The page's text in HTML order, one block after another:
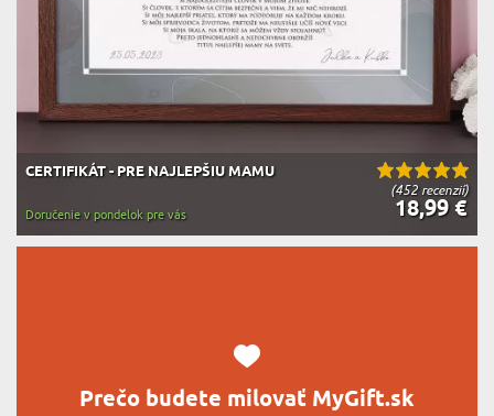
(452 recenzií)
CERTIFIKÁT - PRE NAJLEPŠIU MAMU
18,99 €
Doručenie v pondelok pre vás
Prečo budete milovať MyGift.sk